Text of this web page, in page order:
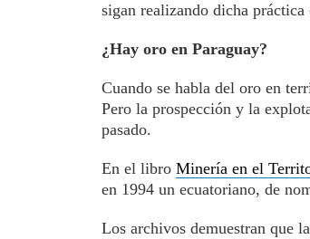
sigan realizando dicha práctica
¿Hay oro en Paraguay?
Cuando se habla del oro en
Pero la prospección y la
pasado.
En el libro Minería en el
en 1994 un ecuatoriano, de
Los archivos demuestran que